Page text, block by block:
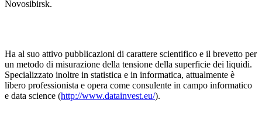
Novosibirsk.
Ha al suo attivo pubblicazioni di carattere scientifico e il brevetto per
un metodo di misurazione della tensione della superficie dei liquidi.
Specializzato inoltre in statistica e in informatica, attualmente è
libero professionista e opera come consulente in campo informatico
e data science (http://www.datainvest.eu/).